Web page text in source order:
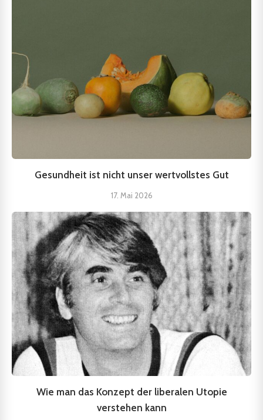
Gesundheit ist nicht unser wertvollstes Gut
17. Mai 2026
Wie man das Konzept der liberalen Utopie
verstehen kann